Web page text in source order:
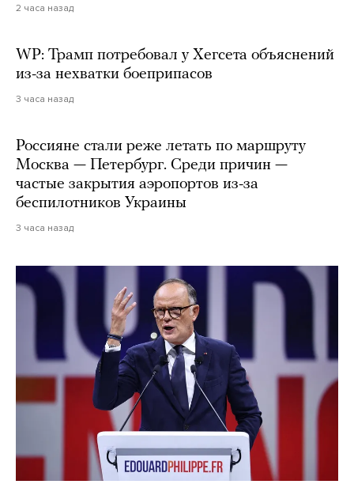
2 часа назад
WP: Трамп потребовал у Хегсета объяснений
из-за нехватки боеприпасов
3 часа назад
Россияне стали реже летать по маршруту
Москва — Петербург. Среди причин —
частые закрытия аэропортов из-за
беспилотников Украины
3 часа назад